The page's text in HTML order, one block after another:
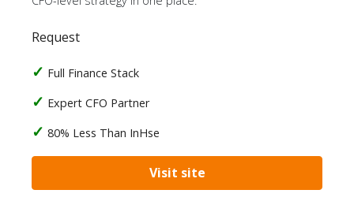
Request
Full Finance Stack
Expert CFO Partner
80% Less Than InHse
Visit site